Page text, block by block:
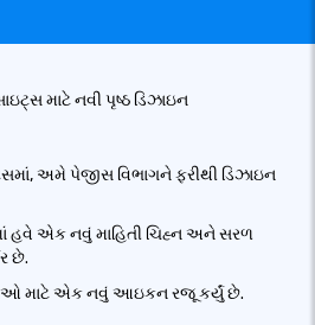
માટે નવી પૃષ્ઠ ડિઝાઇન
અમે પેજીસ વિભાગને ફરીથી ડિઝાઇન
હવે એક નવું માહિતી ચિહ્ન અને સરળ
છે.
માટે એક નવું આઇકન રજૂ કર્યું છે.